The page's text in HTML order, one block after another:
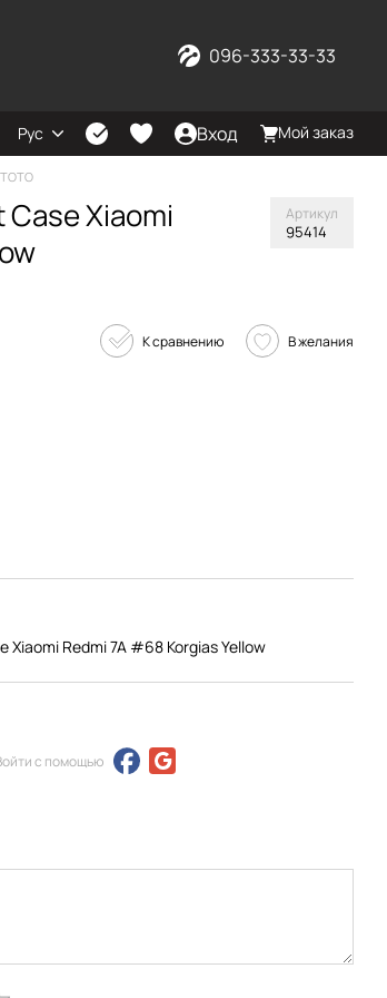
096-333-33-33
Рус Вход Мой заказ
Case Xiaomi
Артикул
95414
К сравнению В желания
Xiaomi Redmi 7A #68 Korgias Yellow
с помощью